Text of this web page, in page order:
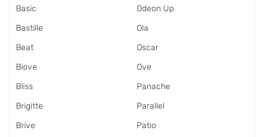
Basic
Bastille
Beat
Biove
Bliss
Brigitte
Brive
Odeon Up
Ola
Oscar
Ove
Panache
Parallel
Patio